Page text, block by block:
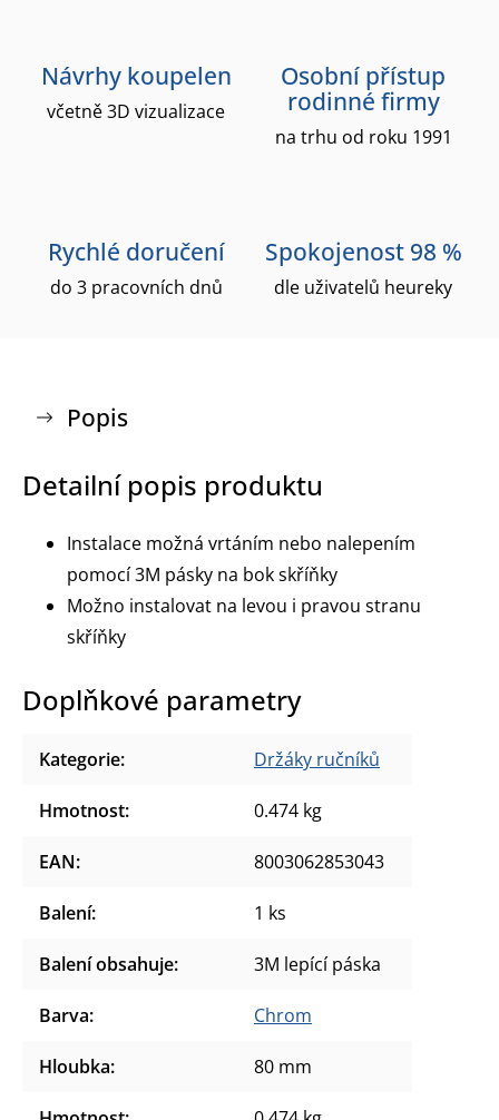
Návrhy koupelen
včetně 3D vizualizace
Osobní přístup
rodinné firmy
na trhu od roku 1991
Rychlé doručení
do 3 pracovních dnů
Spokojenost 98 %
dle uživatelů heureky
Popis
Detailní popis produktu
Instalace možná vrtáním nebo nalepením
pomocí 3M pásky na bok skříňky
Možno instalovat na levou i pravou stranu
skříňky
Doplňkové parametry
Kategorie: Držáky ručníků
Hmotnost: 0.474 kg
EAN: 8003062853043
Balení: 1 ks
Balení obsahuje: 3M lepící páska
Barva: Chrom
Hloubka: 80 mm